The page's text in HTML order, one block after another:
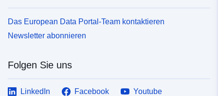
Das European Data Portal-Team kontaktieren
Newsletter abonnieren
Folgen Sie uns
LinkedIn Facebook
Youtube